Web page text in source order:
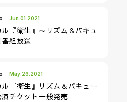
Jun.01.2021
『衛生』〜リズム＆バキュ
組放送
May.26.2021
ル『衛生』リズム＆バキュー
チケット一般発売